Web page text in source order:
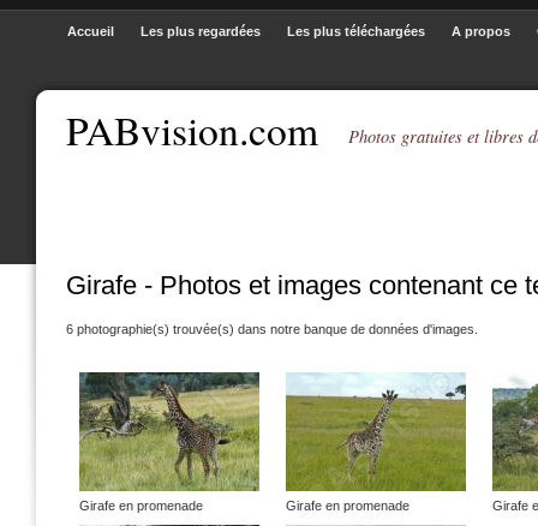
PABvision.com Photos gratuites et libres
Accueil Les plus regardées Les plus téléchargées A propos
Girafe - Photos et images contenant ce
6 photographie(s) trouvée(s) dans notre banque de données d'images.
Girafe en promenade Girafe en promenade Girafe